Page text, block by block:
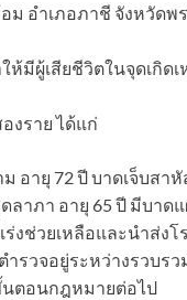
ม อำเภอภาชี จังหวัด
ห้มีผู้เสียชีวิตในจุดเกิด
งราย ได้แก่
อายุ 72 ปี บาดเจ็บสาหั
ลาภา อายุ 65 ปี มีบาด
ร่งช่วยเหลือและนำส่ง
รวจอยู่ระหว่างรวบร
ตอนกฎหมายต่อไป